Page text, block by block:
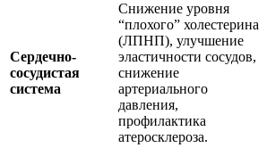
Сердечно-
сосудистая
система
Снижение уровня
“плохого” холестерина
(ЛПНП), улучшение
эластичности сосудов,
снижение
артериального
давления,
профилактика
атеросклероза.